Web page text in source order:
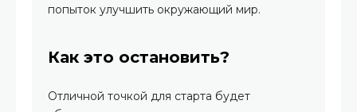
попыток улучшить окружающий мир.
Как это остановить?
Отличной точкой для старта будет